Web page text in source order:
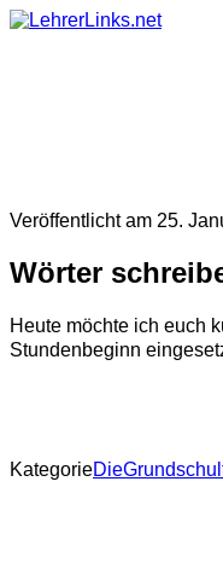
Skip
Veröffentlicht am 25.
Wörter
Heute möchte ich euch
Stundenbeginn
Kategorie